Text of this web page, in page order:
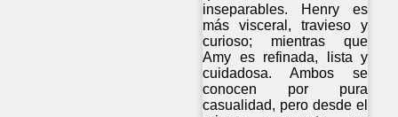
inseparables. Henry es
más visceral, travieso y
curioso; mientras que
Amy es refinada, lista y
cuidadosa. Ambos se
conocen por pura
casualidad, pero desde el